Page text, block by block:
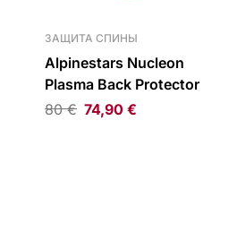
ЗАЩИТА СПИНЫ
Alpinestars Nucleon
Plasma Back Protector
80€ 74,90 €